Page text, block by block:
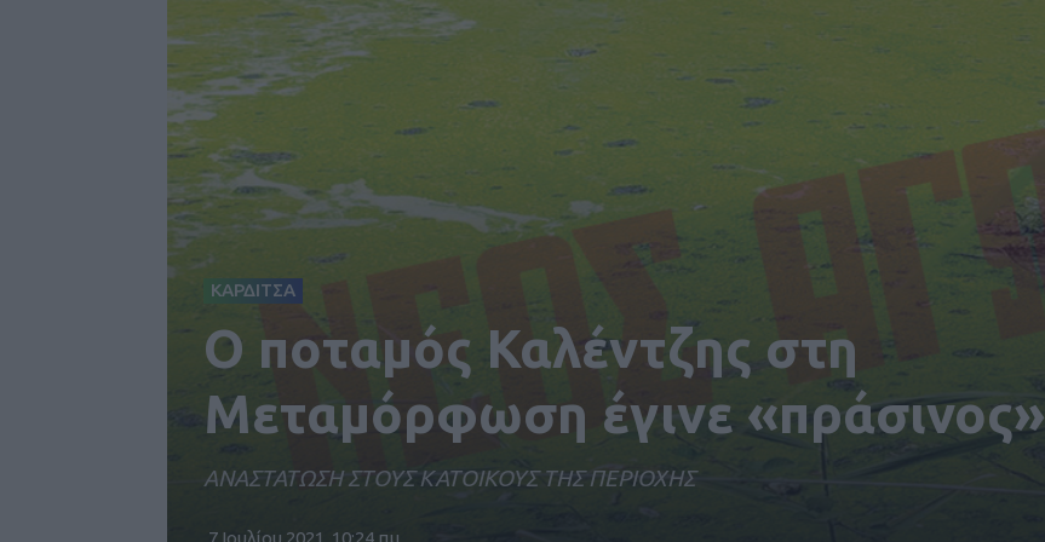
ΚΑΡΔΙΤΣΑ
Ο ποταμός Καλέντζης στη
Μεταμόρφωση έγινε «πράσινος»
ΑΝΑΣΤΑΤΩΣΗ ΣΤΟΥΣ ΚΑΤΟΙΚΟΥΣ ΤΗΣ ΠΕΡΙΟΧΗΣ
7 Ιουλίου 2021, 10:24 πμ